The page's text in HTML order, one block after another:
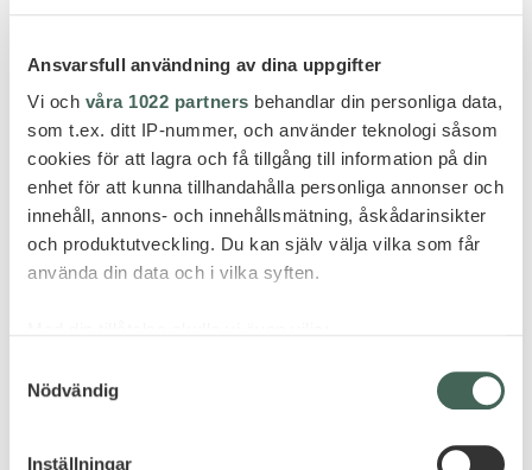
Ansvarsfull användning av dina uppgifter
Vi och våra 1022 partners behandlar din personliga data,
som t.ex. ditt IP-nummer, och använder teknologi såsom
cookies för att lagra och få tillgång till information på din
enhet för att kunna tillhandahålla personliga annonser och
innehåll, annons- och innehållsmätning, åskådarinsikter
och produktutveckling. Du kan själv välja vilka som får
använda din data och i vilka syften.
som kan ha en noggrannhet på upp till flera meter
Nödvändig
Inställningar
Toscana
BORGO SANTO PIETRO